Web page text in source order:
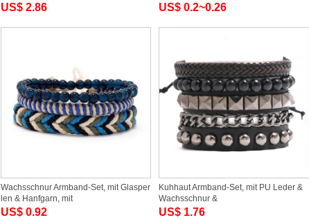
US$ 2.86 US$ 0.2~0.26
Wachsschnur Armband-Set, mit Glasper
len & Hanfgarn, mit
US$ 0.92
Kuhhaut Armband-Set, mit PU Leder &
Wachsschnur &
US$ 1.76